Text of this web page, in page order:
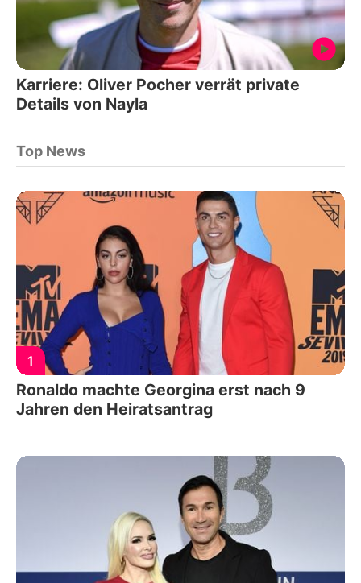
Karriere: Oliver Pocher verrät private
Details von Nayla
Top News
1
Ronaldo machte Georgina erst nach 9
Jahren den Heiratsantrag